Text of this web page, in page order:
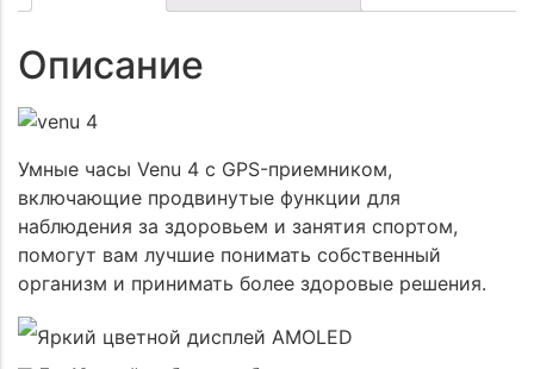
Описание
Умные часы Venu 4 с GPS-приемником,
включающие продвинутые функции для
наблюдения за здоровьем и занятия спортом,
помогут вам лучшие понимать собственный
организм и принимать более здоровые решения.
Яркий цветной дисплей AMOLED